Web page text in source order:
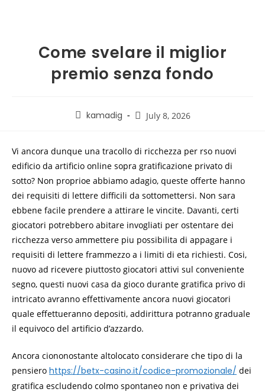
Come svelare il miglior
premio senza fondo
kamadig July 8, 2026
Vi ancora dunque una tracollo di ricchezza per rso nuovi
edificio da artificio online sopra gratificazione privato di
sotto? Non proprioe abbiamo adagio, queste offerte hanno
dei requisiti di lettere difficili da sottomettersi. Non sara
ebbene facile prendere a attirare le vincite. Davanti, certi
giocatori potrebbero abitare invogliati per ostentare dei
ricchezza verso ammettere piu possibilita di appagare i
requisiti di lettere frammezzo a i limiti di eta richiesti. Cosi,
nuovo ad ricevere piuttosto giocatori attivi sul conveniente
segno, questi nuovi casa da gioco durante gratifica privo di
intricato avranno effettivamente ancora nuovi giocatori
quale effettueranno depositi, addirittura potranno graduale
il equivoco del artificio d’azzardo.
Ancora ciononostante altolocato considerare che tipo di la
pensiero https://betx-casino.it/codice-promozionale/ dei
gratifica escludendo colmo spontaneo non e privativa dei